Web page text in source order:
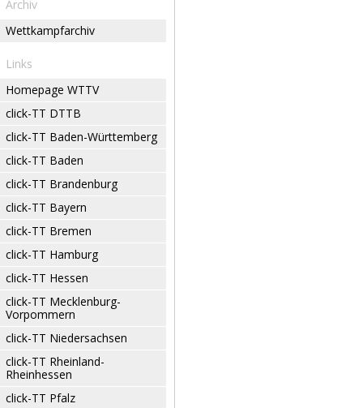
Archiv
Wettkampfarchiv
Links
Homepage WTTV
click-TT DTTB
click-TT Baden-Württemberg
click-TT Baden
click-TT Brandenburg
click-TT Bayern
click-TT Bremen
click-TT Hamburg
click-TT Hessen
click-TT Mecklenburg-
Vorpommern
click-TT Niedersachsen
click-TT Rheinland-
Rheinhessen
click-TT Pfalz